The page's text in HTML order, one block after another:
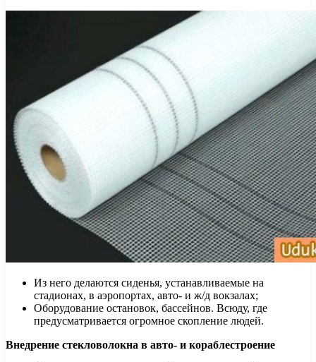
Из него делаются сиденья, устанавливаемые на
стадионах, в аэропортах, авто- и ж/д вокзалах;
Оборудование остановок, бассейнов. Всюду, где
предусматривается огромное скопление людей.
Внедрение стекловолокна в авто- и кораблестроение